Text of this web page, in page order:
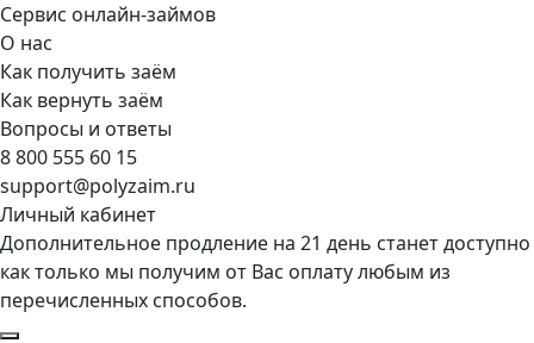
Сервис онлайн-займов
О нас
Как получить заём
Как вернуть заём
Вопросы и ответы
8 800 555 60 15
support@polyzaim.ru
Личный кабинет
Дополнительное продление на 21 день станет доступно
как только мы получим от Вас оплату любым из
перечисленных способов.